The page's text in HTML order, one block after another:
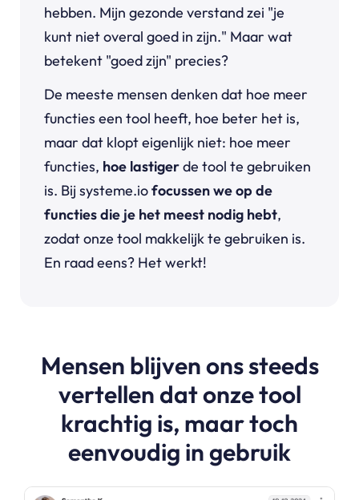
hebben. Mijn gezonde verstand zei "je
kunt niet overal goed in zijn." Maar wat
betekent "goed zijn" precies?
De meeste mensen denken dat hoe meer
functies een tool heeft, hoe beter het is,
maar dat klopt eigenlijk niet: hoe meer
functies, hoe lastigerde tool te gebruiken
is. Bij systeme.iofocussen we op de
functies die je het meest nodig hebt,
zodat onze tool makkelijk te gebruiken is.
En raad eens? Het werkt!
Mensen blijven ons steeds
vertellen dat onze tool
krachtig is, maar toch
eenvoudig in gebruik